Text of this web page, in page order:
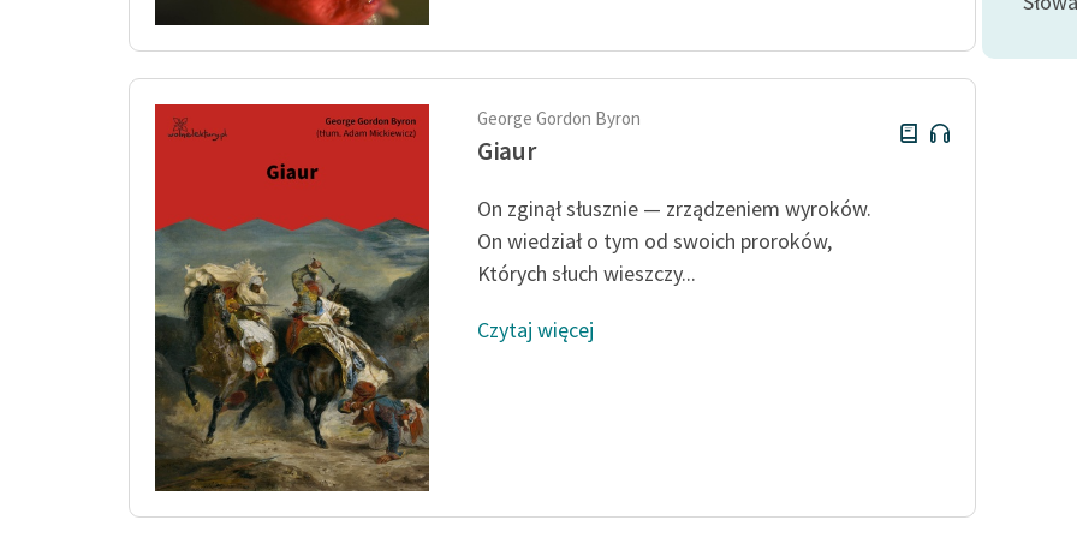
George Gordon Byron
Giaur
On zginął słusznie — zrządzeniem wyroków.
On wiedział o tym od swoich proroków,
Których słuch wieszczy...
Czytaj więcej